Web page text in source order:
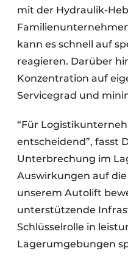
mit der Hydraulik-
kann es schnell auf
reagieren. Darüber
Konzentration auf
Servicegrad und
“Für
entscheidend”, fasst
Unterbrechung im
Auswirkungen auf
unserem Autolift
unterstützende
Schlüsselrolle in
Lagerumgebungen